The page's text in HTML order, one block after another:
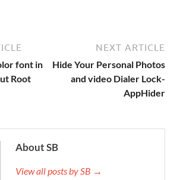
font in
Root
NEXT ARTICLE
Hide Your Personal Photos
and video Dialer Lock-
AppHider
About SB
View all posts by SB →